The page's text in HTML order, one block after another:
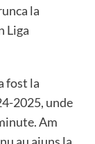
la
Liga
fost la
2025, unde
Am